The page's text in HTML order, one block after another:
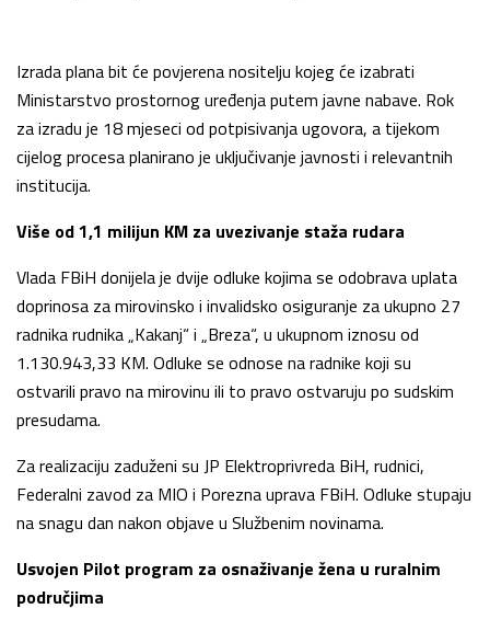
Izrada plana bit će povjerena nositelju kojeg će izabrati
Ministarstvo prostornog uređenja putem javne nabave. Rok
za izradu je 18 mjeseci od potpisivanja ugovora, a tijekom
cijelog procesa planirano je uključivanje javnosti i relevantnih
institucija.
Više od 1,1 milijun KM za uvezivanje staža rudara
Vlada FBiH donijela je dvije odluke kojima se odobrava uplata
doprinosa za mirovinsko i invalidsko osiguranje za ukupno 27
radnika rudnika „Kakanj“ i „Breza“, u ukupnom iznosu od
1.130.943,33 KM. Odluke se odnose na radnike koji su
ostvarili pravo na mirovinu ili to pravo ostvaruju po sudskim
presudama.
Za realizaciju zaduženi su JP Elektroprivreda BiH, rudnici,
Federalni zavod za MIO i Porezna uprava FBiH. Odluke stupaju
na snagu dan nakon objave u Službenim novinama.
Usvojen Pilot program za osnaživanje žena u ruralnim
područjima